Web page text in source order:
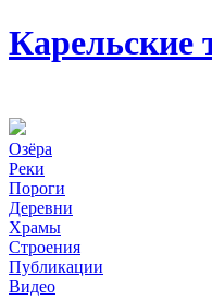
Карельские
Озёра
Реки
Пороги
Деревни
Храмы
Строения
Публикации
Видео